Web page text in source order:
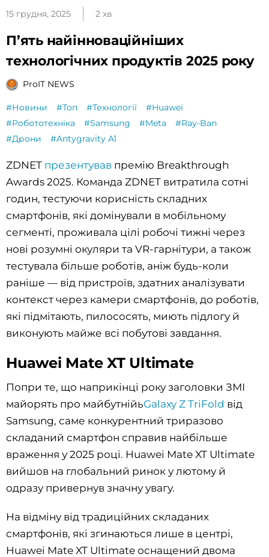
15 грудня, 2025 2 хв
П’ять найінноваційніших
технологічних продуктів 2025 року
ProIT NEWS
#Новини #Топ #Технології
#Huawei
#Робототехніка
#Samsung #Meta
#Ray-Ban
#Дрони
#Antygravity A1
ZDNET презентував премію Breakthrough
Awards 2025. Команда ZDNET витратила сотні
годин, тестуючи корисність складних
смартфонів, які домінували в мобільному
сегменті, проживала цілі робочі тижні через
нові розумні окуляри та VR-гарнітури, а також
тестувала більше роботів, аніж будь-коли
раніше — від пристроїв, здатних аналізувати
контекст через камери смартфонів, до роботів,
які підмітають, пилососять, миють підлогу й
виконують майже всі побутові завдання.
Huawei Mate XT Ultimate
Попри те, що наприкінці року заголовки ЗМІ
майорять про майбутнійьGalaxy Z TriFold від
Samsung, саме конкурентний триразово
складаний смартфон справив найбільше
враження у 2025 році. Huawei Mate XT Ultimate
вийшов на глобальний ринок у лютому й
одразу привернув значну увагу.
На відміну від традиційних складаних
смартфонів, які згинаються лише в центрі,
Huawei Mate XT Ultimate оснащений двома